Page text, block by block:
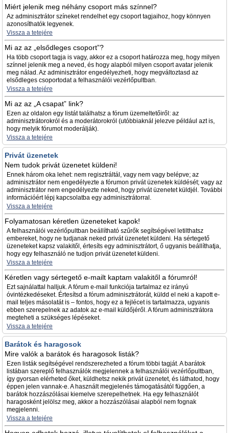
Miért jelenik meg néhány csoport más színnel?
Az adminisztrátor színeket rendelhet egy csoport tagjaihoz, hogy könnyen
azonosíthatók legyenek.
Vissza a tetejére
Mi az az „elsődleges csoport”?
Ha több csoport tagja is vagy, akkor ez a csoport határozza meg, hogy milyen
színnel jelenik meg a neved, és hogy alapból milyen csoport avatar jelenik
meg nálad. Az adminisztrátor engedélyezheti, hogy megváltoztasd az
elsődleges csoportodat a felhasználói vezérlőpultban.
Vissza a tetejére
Mi az az „A csapat” link?
Ezen az oldalon egy listát találhatsz a fórum üzemeltetőiről: az
adminisztrátorokról és a moderátorokról (utóbbiaknál jelezve például azt is,
hogy melyik fórumot moderálják).
Vissza a tetejére
Privát üzenetek
Nem tudok privát üzenetet küldeni!
Ennek három oka lehet: nem regisztráltál, vagy nem vagy belépve; az
adminisztrátor nem engedélyezte a fórumon privát üzenetek küldését; vagy az
adminisztrátor nem engedélyezte neked, hogy privát üzenetet küldjél. További
információért lépj kapcsolatba egy adminisztrátorral.
Vissza a tetejére
Folyamatosan kéretlen üzeneteket kapok!
A felhasználói vezérlőpultban beállítható szűrők segítségével letilthatsz
embereket, hogy ne tudjanak neked privát üzenetet küldeni. Ha sértegető
üzeneteket kapsz valakitől, értesíts egy adminisztrátort, ő ugyanis beállíthatja,
hogy egy felhasználó ne tudjon privát üzenetet küldeni.
Vissza a tetejére
Kéretlen vagy sértegető e-mailt kaptam valakitől a fórumról!
Ezt sajnálattal halljuk. A fórum e-mail funkciója tartalmaz ez irányú
óvintézkedéseket. Értesítsd a fórum adminisztrátorát, küldd el neki a kapott e-
mail teljes másolatát is – fontos, hogy ez a fejlécet is tartalmazza, ugyanis
ebben szerepelnek az adatok az e-mail küldőjéről. A fórum adminisztrátora
megteheti a szükséges lépéseket.
Vissza a tetejére
Barátok és haragosok
Mire valók a barátok és haragosok listák?
Ezen listák segítségével rendszerezheted a fórum többi tagját. A barátok
listában szereplő felhasználók megjelennek a felhasználói vezérlőpultban,
így gyorsan elérheted őket, küldhetsz nekik privát üzenetet, és láthatod, hogy
éppen jelen vannak-e. A használt megjelenés támogatásától függően, a
barátok hozzászólásai kiemelve szerepelhetnek. Ha egy felhasználót
haragosként jelölsz meg, akkor a hozzászólásai alapból nem fognak
megjelenni.
Vissza a tetejére